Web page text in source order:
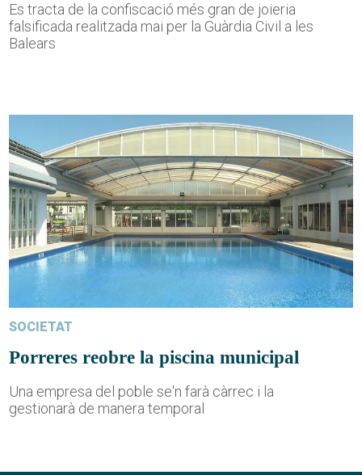
Es tracta de la confiscació més gran de joieria
falsificada realitzada mai per la Guàrdia Civil a les
Balears
SOCIETAT
Porreres reobre la piscina municipal
Una empresa del poble se'n farà càrrec i la
gestionarà de manera temporal